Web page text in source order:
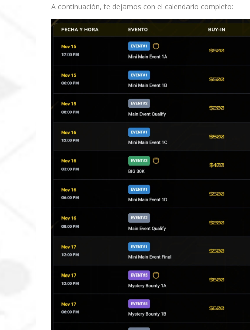
A continuación, te dejamos con el calendario completo: